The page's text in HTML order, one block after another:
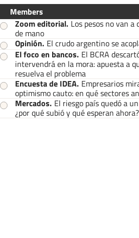
Members
Zoom editorial. Los pesos no van a
de mano
Opinión. El crudo argentino se
El foco en bancos. El BCRA
intervendrá en la mora: apuesta a
resuelva el problema
Encuesta de IDEA. Empresarios
optimismo cauto: en qué sectores
Mercados. El riesgo país quedó a
¿por qué subió y qué esperan ahora?